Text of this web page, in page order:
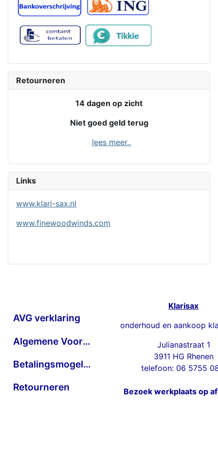
Retourneren
14 dagen op zicht
Niet goed geld terug
lees meer..
Links
www.klari-sax.nl
www.finewoodwinds.com
AVG verklaring
Algemene Voorwaarden
Betalingsmogelijkheden
Retourneren
Klarisax
onderhoud en aankoop
Julianastraat 1
3911 HG Rhenen
telefoon: 06 5755
Bezoek werkplaats op